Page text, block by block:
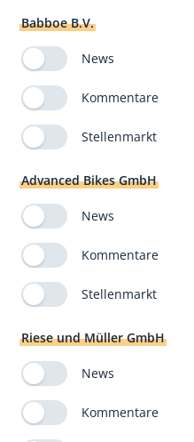
Babboe B.V.
News
Kommentare
Stellenmarkt
Advanced Bikes GmbH
News
Kommentare
Stellenmarkt
Riese und Müller GmbH
News
Kommentare